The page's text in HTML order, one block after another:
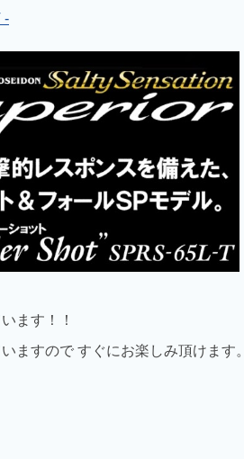
-
ます！！
ますので すぐにお楽しみ頂けます。